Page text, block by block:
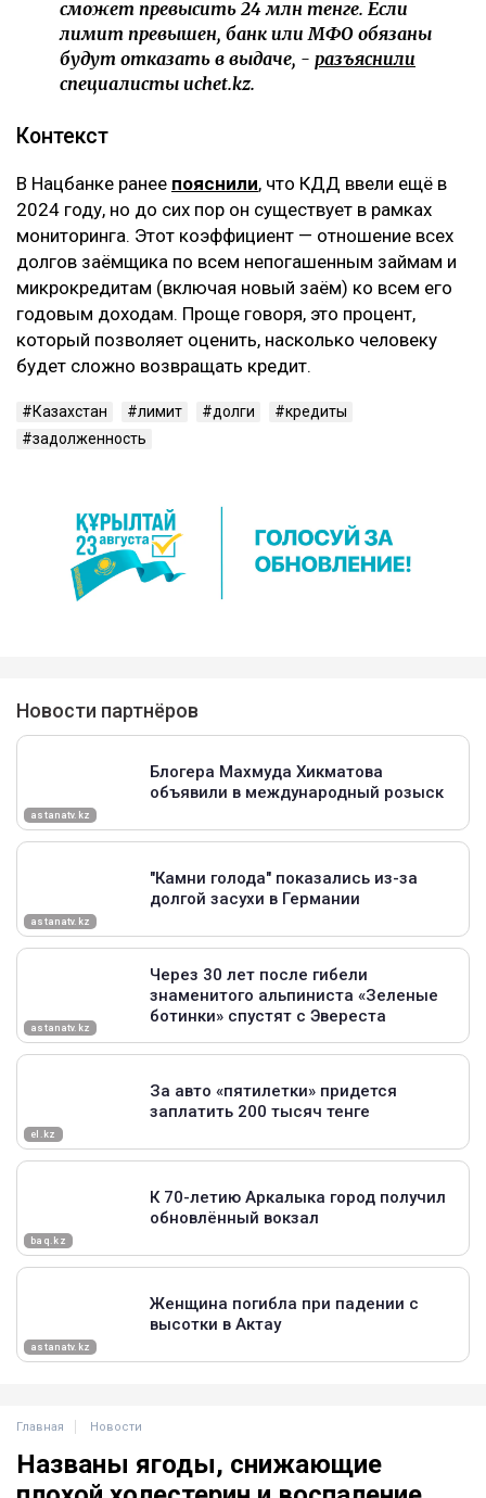
сможет превысить 24 млн тенге. Если
лимит превышен, банк или МФО обязаны
будут отказать в выдаче, - разъяснили
специалисты uchet.kz.
Контекст
В Нацбанке ранее пояснили, что КДД ввели ещё в
2024 году, но до сих пор он существует в рамках
мониторинга. Этот коэффициент — отношение всех
долгов заёмщика по всем непогашенным займам и
микрокредитам (включая новый заём) ко всем его
годовым доходам. Проще говоря, это процент,
который позволяет оценить, насколько человеку
будет сложно возвращать кредит.
Казахстан лимит долги
кредиты
задолженность
Главная Новости
Названы ягоды, снижающие